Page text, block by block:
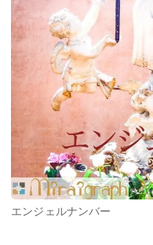
エンジェルナンバー